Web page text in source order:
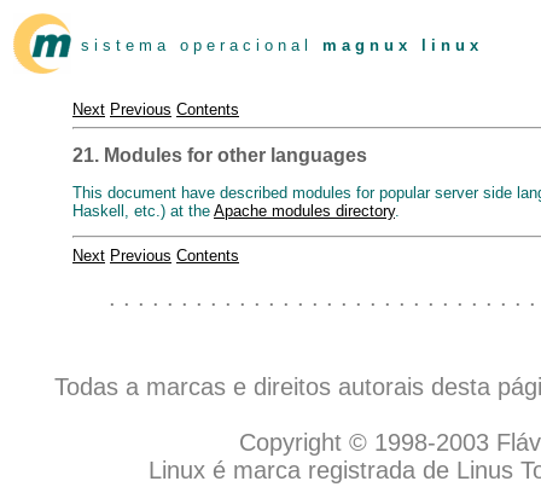
s i s t e m a o p e r a c i o n a l m a g n u x l i n u x
Next Previous Contents
21. Modules for other languages
This document have described modules for popular server side
Haskell, etc.) at the Apache modules directory.
Next Previous Contents
. . . . . . . . . . . . . . . . . . . . . . . . . . . . .
Todas a marcas e direitos autorais desta
Copyright © 1998-2003
Linux é marca registrada de Linus